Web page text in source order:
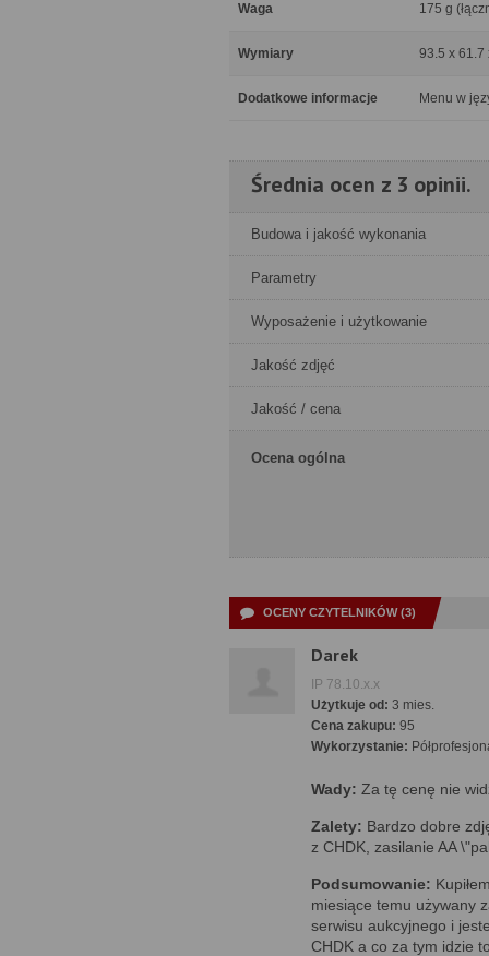
Waga 175 g
Wymiary 93.5 x 61.7
Dodatkowe informacje Menu w
Średnia ocen z 3 opinii.
Budowa i jakość wykonania
Parametry
Wyposażenie i użytkowanie
Jakość zdjęć
Jakość / cena
Ocena ogólna
OCENY CZYTELNIKÓW (3)
Darek
IP 78.10.x.x
Użytkuje od: 3 mies.
Cena zakupu: 95
Wykorzystanie:
Wady: Za tę cenę nie
Zalety: Bardzo dobre
z CHDK, zasilanie AA
Podsumowanie:
miesiące temu używany
serwisu aukcyjnego i
CHDK a co za tym idzie